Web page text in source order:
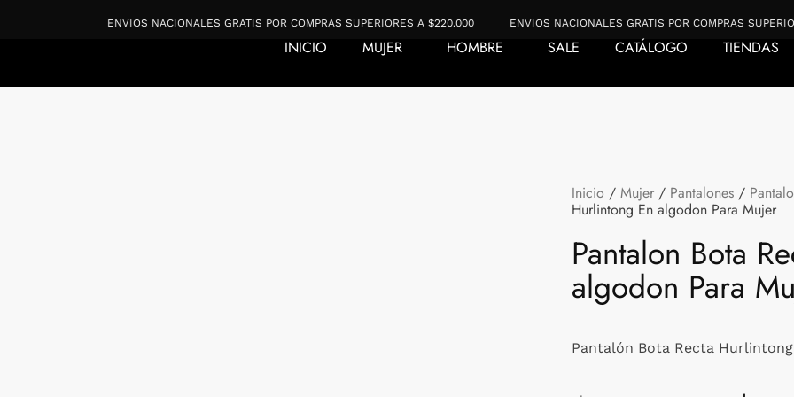
ENVIOS NACIONALES GRATIS POR COMPRAS SUPERIORES A $220.000 ENVIOS NACIONALES GRATIS POR COMPRAS SUPERIORES A
INICIO MUJER HOMBRE SALE CATÁLOGO TIENDAS
Inicio / Mujer / Pantalones /
Hurlintong En algodon Para Mujer
Pantalon Bota
algodon Para
Pantalón Bota Recta